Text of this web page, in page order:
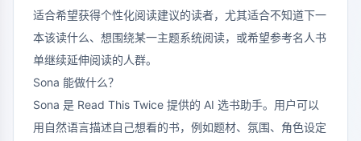
适合希望获得个性化阅读建议的读者，尤其适合不知道下一
本该读什么、想围绕某一主题系统阅读，或希望参考名人书
单继续延伸阅读的人群。
Sona 能做什么？
Sona 是 Read This Twice 提供的 AI 选书助手。用户可以
用自然语言描述自己想看的书，例如题材、氛围、角色设定